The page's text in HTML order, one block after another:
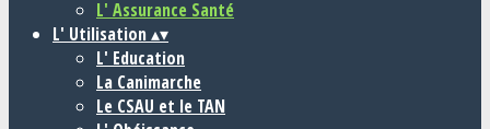
L' Assurance Santé
L' Utilisation▴▾
L' Education
La Canimarche
Le CSAU et le TAN